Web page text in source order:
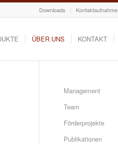
Downloads Kontaktaufnahme
ÜBER UNS KONTAKT
Management
Team
Förderprojekte
Publikationen